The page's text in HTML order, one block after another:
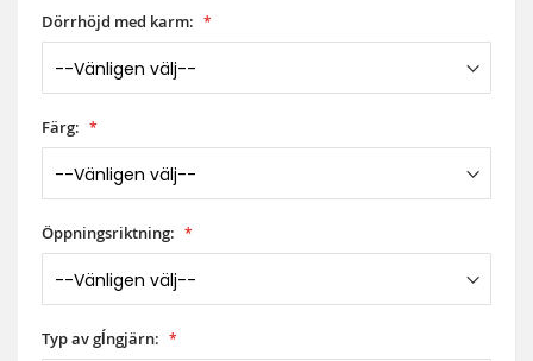
Dörrhöjd med karm:
Färg:
Öppningsriktning:
Typ av gĺngjärn: